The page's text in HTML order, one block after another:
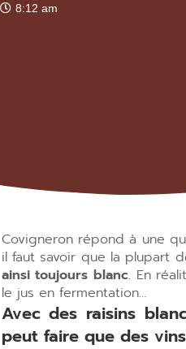
8:12 am
Covigneron répond à une
il faut savoir que la plupart
ainsi toujours blanc. En
le jus en fermentation…
Avec des raisins
peut faire que des